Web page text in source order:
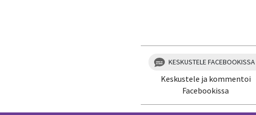
KESKUSTELE FACEBOOKISSA
Keskustele ja kommentoi
Facebookissa